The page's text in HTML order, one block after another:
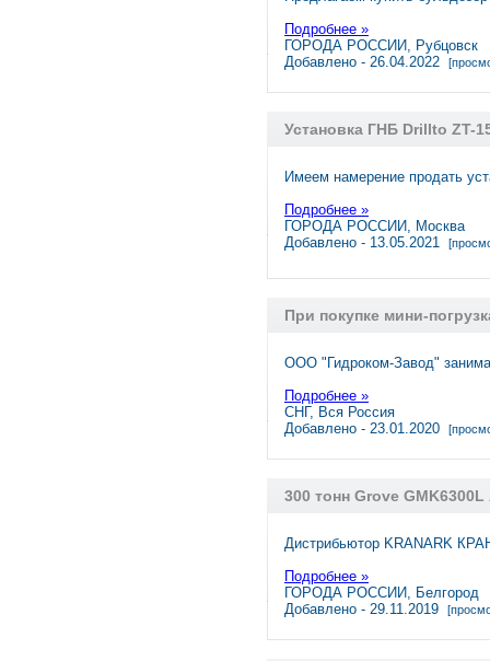
Подробнее »
ГОРОДА РОССИИ, Рубцовск
Добавлено - 26.04.2022
Установка ГНБ Drillto ZT-
Имеем намерение продать
Подробнее »
ГОРОДА РОССИИ, Москва
Добавлено - 13.05.2021
При покупке мини-
ООО "Гидроком-Завод"
Подробнее »
СНГ, Вся Россия
Добавлено - 23.01.2020
300 тонн Grove
Дистрибьютор KRANARK
Подробнее »
ГОРОДА РОССИИ, Белгород
Добавлено - 29.11.2019